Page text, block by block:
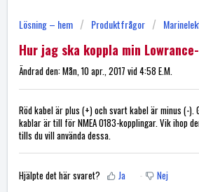
Lösning – hem Produktfrågor
Hur jag ska koppla min
Ändrad den: Mån, 10 apr., 2017 vid 4:58 E.M.
Röd kabel är plus (+) och svart kabel är minus (-).
kablar är till för NMEA 0183-kopplingar. Vik ihop
tills du vill använda dessa.
Hjälpte det här svaret? Ja Nej